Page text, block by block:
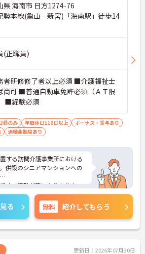
県 海南市 日方1274-76
勢本線(亀山－新宮)「海南駅」徒歩14
(正職員)
研修修了者以上必須 ■介護福祉士
尚可 ■普通自動車免許必須（ＡＴ限
■経験必須
勤のみ 年間休日110日以上
ボーナス・賞与あり
退職金制度あり
する訪問介護事業所における
併設のシニアマンションへの
す。通勤が苦になりません。
があり、頑張りがきちんと評
面接対策ポイントなど、さら
のでお気軽にご相談くださ
る 無料 紹介してもらう
更新日：2026年07月30日